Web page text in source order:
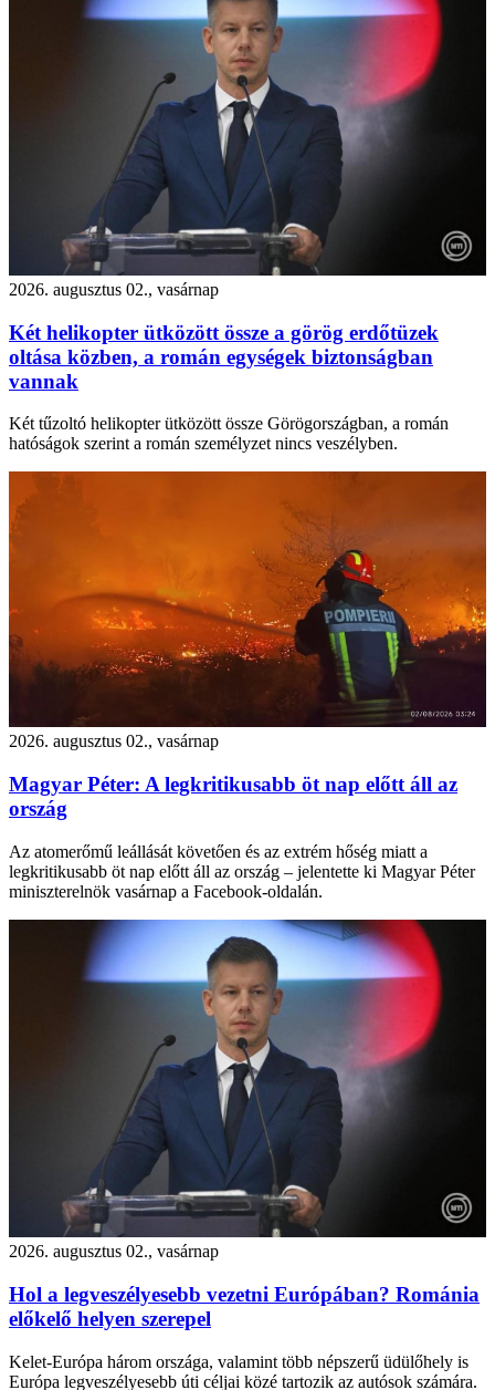
2026. augusztus 02., vasárnap
Két helikopter ütközött össze a görög erdőtüzek
oltása közben, a román egységek biztonságban
vannak
Két tűzoltó helikopter ütközött össze Görögországban, a román
hatóságok szerint a román személyzet nincs veszélyben.
2026. augusztus 02., vasárnap
Magyar Péter: A legkritikusabb öt nap előtt áll az
ország
Az atomerőmű leállását követően és az extrém hőség miatt a
legkritikusabb öt nap előtt áll az ország – jelentette ki Magyar Péter
miniszterelnök vasárnap a Facebook-oldalán.
2026. augusztus 02., vasárnap
Hol a legveszélyesebb vezetni Európában? Románia
előkelő helyen szerepel
Kelet-Európa három országa, valamint több népszerű üdülőhely is
Európa legveszélyesebb úti céljai közé tartozik az autósok számára.